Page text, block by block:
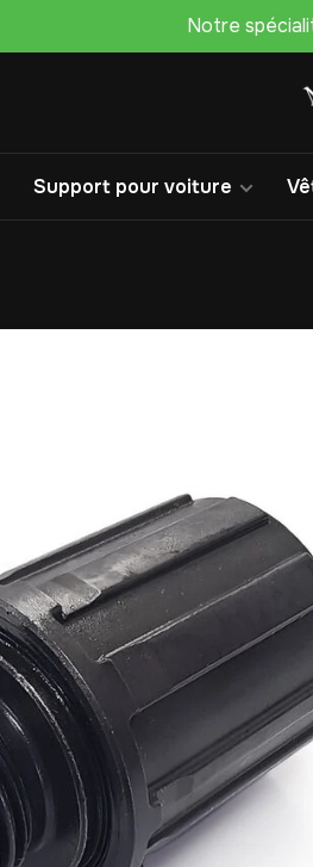
Notre
Support pour voiture